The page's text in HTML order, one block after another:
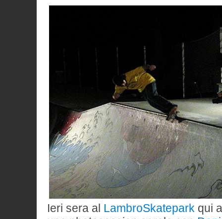
Ieri sera al LambroSkatepark qui